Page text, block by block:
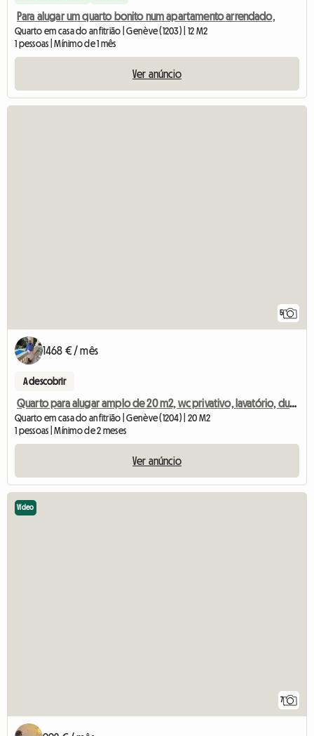
Para alugar um quarto bonito num apartamento arrendado,
Quarto em casa do anfitrião | Genève (1203) | 12 M2
1 pessoas | Mínimo de 1 mês
Ver anúncio
5
1468 € / mês
A descobrir
Quarto para alugar amplo de 20 m2, wc privativo, lavatório, duche
Quarto em casa do anfitrião | Genève (1204) | 20 M2
1 pessoas | Mínimo de 2 meses
Ver anúncio
7
Vídeo